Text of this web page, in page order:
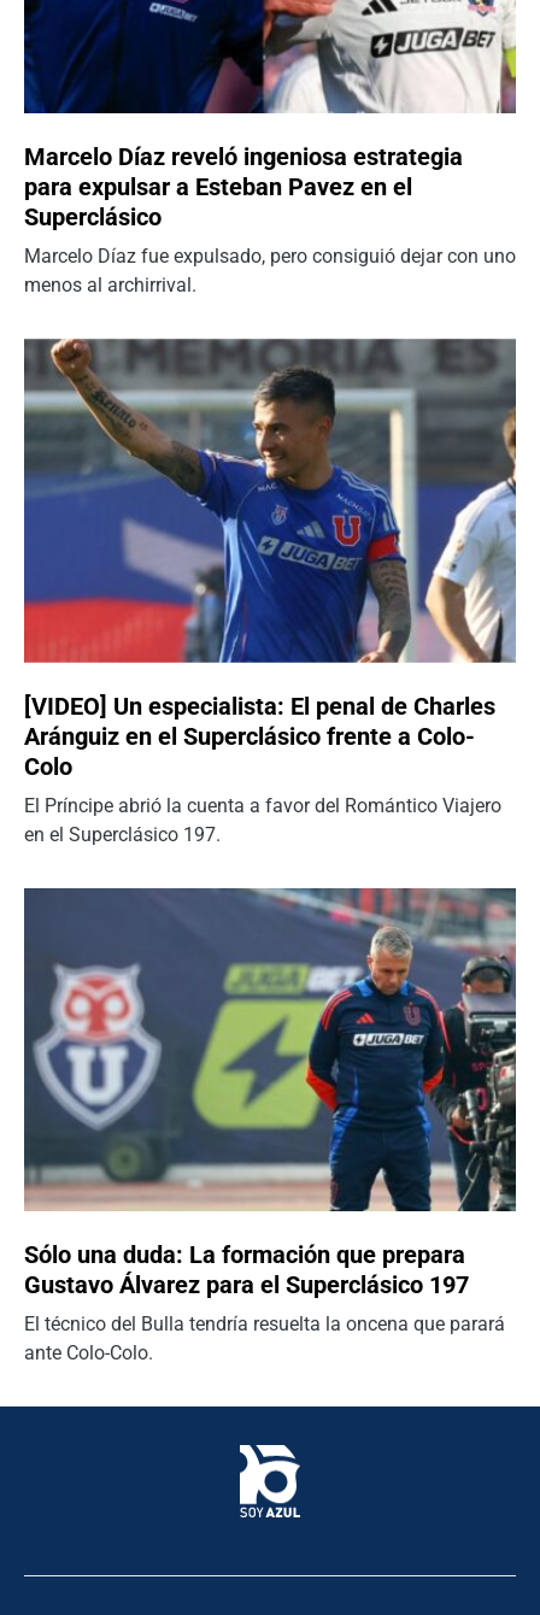
Marcelo Díaz reveló ingeniosa estrategia
para expulsar a Esteban Pavez en el
Superclásico
Marcelo Díaz fue expulsado, pero consiguió dejar con uno
menos al archirrival.
[VIDEO] Un especialista: El penal de Charles
Aránguiz en el Superclásico frente a Colo-
Colo
El Príncipe abrió la cuenta a favor del Romántico Viajero
en el Superclásico 197.
Sólo una duda: La formación que prepara
Gustavo Álvarez para el Superclásico 197
El técnico del Bulla tendría resuelta la oncena que parará
ante Colo-Colo.